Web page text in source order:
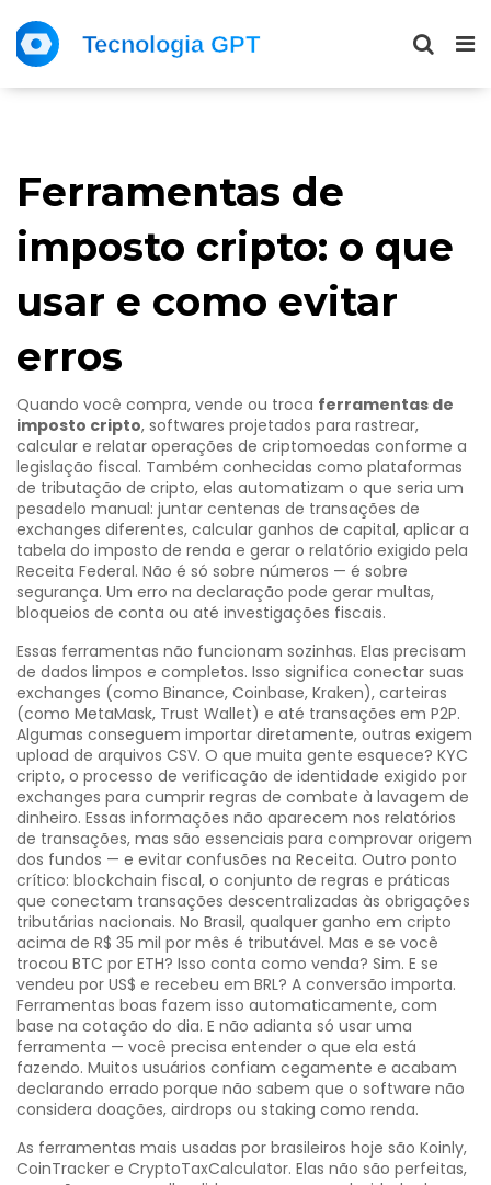
Ferramentas de
imposto cripto: o que
usar e como evitar
erros
Quando você compra, vende ou troca ferramentas de
imposto cripto, softwares projetados para rastrear,
calcular e relatar operações de criptomoedas conforme a
legislação fiscal. Também conhecidas como plataformas
de tributação de cripto, elas automatizam o que seria um
pesadelo manual: juntar centenas de transações de
exchanges diferentes, calcular ganhos de capital, aplicar a
tabela do imposto de renda e gerar o relatório exigido pela
Receita Federal. Não é só sobre números — é sobre
segurança. Um erro na declaração pode gerar multas,
bloqueios de conta ou até investigações fiscais.
Essas ferramentas não funcionam sozinhas. Elas precisam
de dados limpos e completos. Isso significa conectar suas
exchanges (como Binance, Coinbase, Kraken), carteiras
(como MetaMask, Trust Wallet) e até transações em P2P.
Algumas conseguem importar diretamente, outras exigem
upload de arquivos CSV. O que muita gente esquece? KYC
cripto, o processo de verificação de identidade exigido por
exchanges para cumprir regras de combate à lavagem de
dinheiro. Essas informações não aparecem nos relatórios
de transações, mas são essenciais para comprovar origem
dos fundos — e evitar confusões na Receita. Outro ponto
crítico: blockchain fiscal, o conjunto de regras e práticas
que conectam transações descentralizadas às obrigações
tributárias nacionais. No Brasil, qualquer ganho em cripto
acima de R$ 35 mil por mês é tributável. Mas e se você
trocou BTC por ETH? Isso conta como venda? Sim. E se
vendeu por US$ e recebeu em BRL? A conversão importa.
Ferramentas boas fazem isso automaticamente, com
base na cotação do dia. E não adianta só usar uma
ferramenta — você precisa entender o que ela está
fazendo. Muitos usuários confiam cegamente e acabam
declarando errado porque não sabem que o software não
considera doações, airdrops ou staking como renda.
As ferramentas mais usadas por brasileiros hoje são Koinly,
CoinTracker e CryptoTaxCalculator. Elas não são perfeitas,